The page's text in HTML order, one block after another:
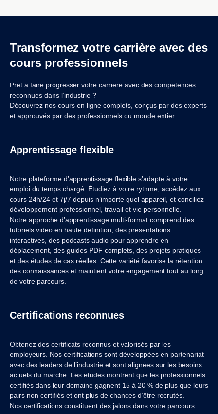
Transformez votre carrière avec des
cours professionnels
Prêt à faire progresser votre carrière avec des compétences
reconnues dans l’industrie ?
Découvrez nos cours en ligne complets, conçus par des experts
et approuvés par des professionnels du monde entier.
Apprentissage flexible
Notre plateforme d’apprentissage flexible s’adapte à votre
emploi du temps chargé. Étudiez à votre rythme, accédez aux
cours 24h/24 et 7j/7 depuis n’importe quel appareil, et conciliez
développement professionnel, travail et vie personnelle.
Notre approche d’apprentissage multi-format comprend des
tutoriels vidéo en haute définition, des présentations
interactives, des podcasts audio pour apprendre en
déplacement, des guides PDF complets, des projets pratiques
et des études de cas réelles. Cette variété favorise la rétention
des connaissances et maintient votre engagement tout au long
de votre parcours.
Certifications reconnues
Obtenez des certificats reconnus et valorisés par les
employeurs. Nos certifications sont développées en partenariat
avec des leaders de l’industrie et sont alignées sur les besoins
actuels du marché. Les études montrent que les professionnels
certifiés dans leur domaine gagnent 15 à 20 % de plus que leurs
pairs non certifiés et ont plus de chances d’être recrutés.
Nos certifications constituent des jalons dans votre parcours